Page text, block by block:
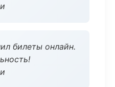
билеты онлайн.